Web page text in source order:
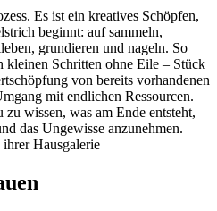
Es ist ein kreatives Schöpfen,
beginnt: auf sammeln,
grundieren und nageln. So
kleinen Schritten ohne Eile – Stück
von bereits vorhandenen
mit endlichen Ressourcen.
wissen, was am Ende entsteht,
das Ungewisse anzunehmen.